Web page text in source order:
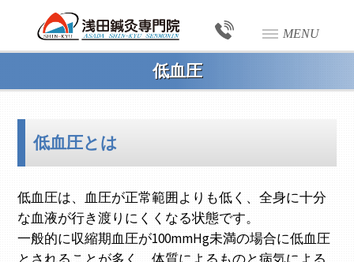
MENU
低血圧
低血圧とは
低血圧は、血圧が正常範囲よりも低く、全身に十分
な血液が行き渡りにくくなる状態です。
一般的に収縮期血圧が100mmHg未満の場合に低血圧